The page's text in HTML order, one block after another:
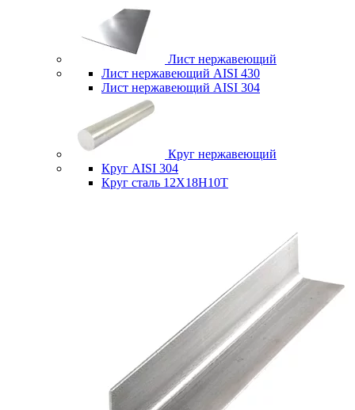
Лист нержавеющий
Лист нержавеющий AISI 430
Лист нержавеющий AISI 304
Круг нержавеющий
Круг AISI 304
Круг сталь 12Х18Н10Т